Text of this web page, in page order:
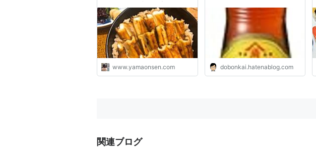
のきろく
www.yamaonsen.com dobonkai.hatenablog.com
関連ブログ